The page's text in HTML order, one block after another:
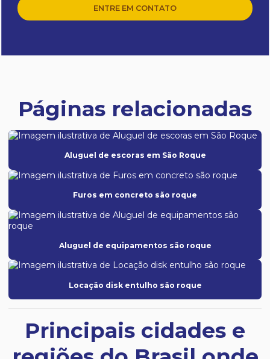
ENTRE EM CONTATO
Páginas relacionadas
Aluguel de escoras em São Roque
Furos em concreto são roque
Aluguel de equipamentos são roque
Locação disk entulho são roque
Principais cidades e